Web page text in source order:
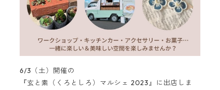
6/3（土）開催の
『玄と素（くろとしろ）マルシェ 2023』に出店しま